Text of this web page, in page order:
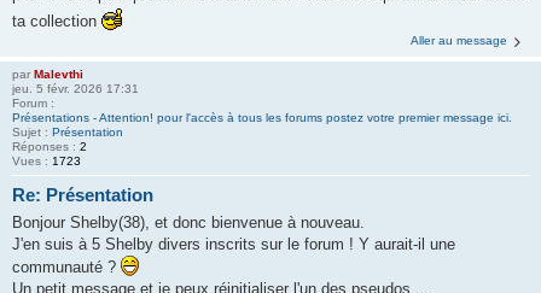
ta collection
Aller au message
par Malevthi
jeu. 5 févr. 2026 17:31
Forum :
Présentations - Attention! pour l'accès à tous les forums postez votre premier message ici.
Sujet : Présentation
Réponses : 2
Vues : 1723
Re: Présentation
Bonjour Shelby(38), et donc bienvenue à nouveau.
J'en suis à 5 Shelby divers inscrits sur le forum ! Y aurait-il une
communauté ?
Un petit message et je peux réinitialiser l'un des pseudos ...